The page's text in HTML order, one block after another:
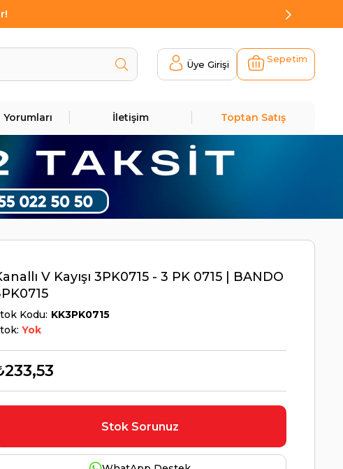
Üye Girişi Sepetim
İletişim Toptan Satış
V Kayışı 3PK0715 - 3 PK 0715 | BANDO
Kodu KK3PK0715
Yok
Stok Sorunuz